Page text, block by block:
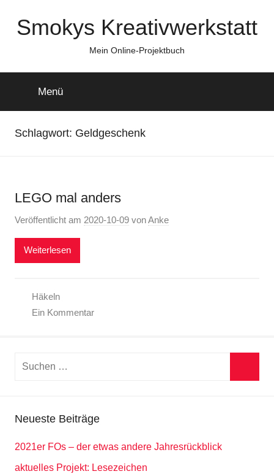
InhaltSmokys Kreativwerkstatt
Mein Online-Projektbuch
Menü
Schlagwort: Geldgeschenk
LEGO mal anders
Veröffentlicht am 2020-10-09 vonAnke
Weiterlesen
Häkeln
Ein Kommentar
Suchen
Neueste Beiträge
2021er FOs – der etwas andere Jahresrückblick
aktuelles Projekt: Lesezeichen